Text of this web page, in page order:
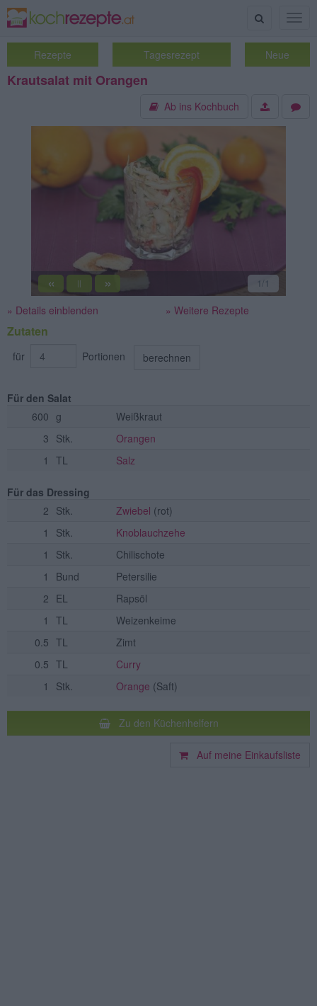
Suche
Rezepte Tagesrezept Neue
Krautsalat mit Orangen
Ab ins Kochbuch
« || » 1/1
» Details einblenden » Weitere Rezepte
Zutaten
für Portionen berechnen
Für den Salat
600 g
Weißkraut
3 Stk.
Orangen
1
TL Salz
Für das Dressing
2 Stk. Zwiebel (rot)
1
Stk.
Knoblauchzehe
1
Stk.
Chilischote
1
Bund
Petersilie
2 EL
Rapsöl
1
TL
Weizenkeime
0.5 TL
Zimt
0.5 TL
Curry
1
Stk. Orange (Saft)
Zu den Küchenhelfern
Auf meine Einkaufsliste